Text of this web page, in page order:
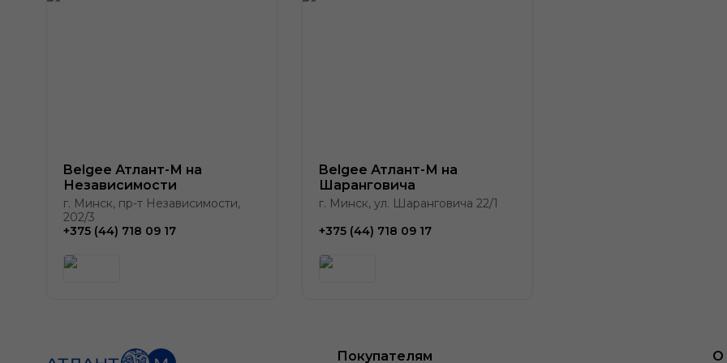
Belgee Атлант-М на
Независимости
г. Минск, пр-т Независимости,
202/3
+375 (44) 718 09 17
Belgee Атлант-М на
Шаранговича
г. Минск, ул. Шаранговича 22/1
+375 (44) 718 09 17
Покупателям О